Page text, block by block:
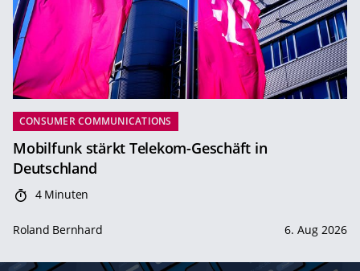
CONSUMER COMMUNICATIONS
Mobilfunk stärkt Telekom-Geschäft in
Deutschland
4 Minuten
Roland Bernhard 6. Aug 2026